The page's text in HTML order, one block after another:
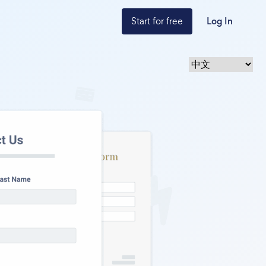
Start for free Log In